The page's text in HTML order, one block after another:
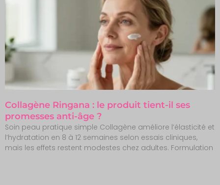
Collagène Ringana : le produit tient-il ses
promesses anti-âge ?
Soin peau pratique simple Collagène améliore l’élasticité et
l’hydratation en 8 à 12 semaines selon essais cliniques,
mais les effets restent modestes chez adultes. Formulation